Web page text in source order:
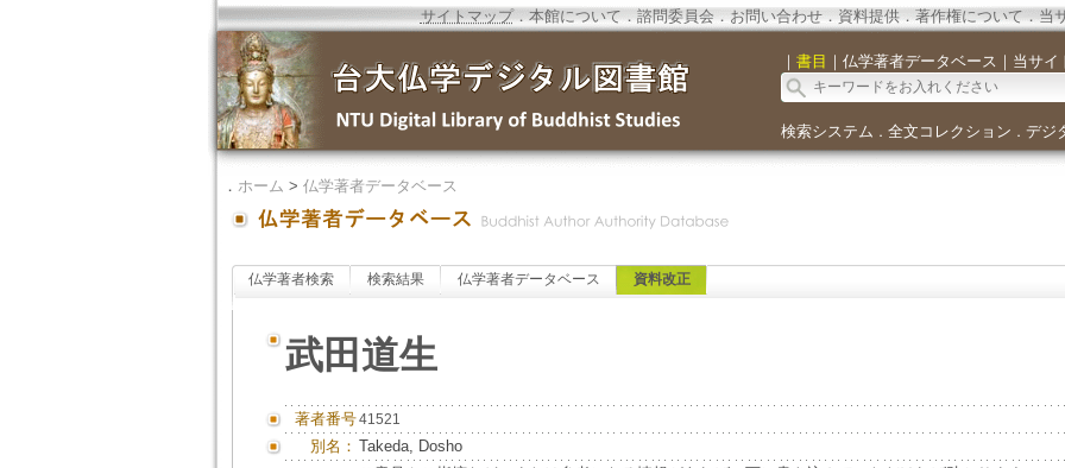
サイトマップ．本館について．諮問委員会． お問い合わせ． 資料提供．著作権について．当
｜ 書目 ｜ 仏学著者データベース ｜ 当サイ
検索システム ． 全文コレクション ． デジ
． ホーム > 仏学著者データベース
仏学著者検索 検索結果 仏学著者データベース 資料改正
武田道生
著者番号41521
別名： Takeda, Dosho